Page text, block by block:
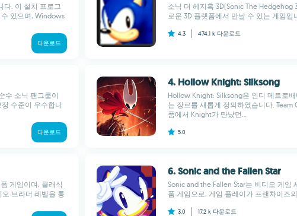
다. 이 설치 프로그
있으며, Windows
다운로드
소닉 더 헤지혹 3D(Sonic The
로운 3D 플랫폼에서 만날 수 있는 게임
4.3 474.1 k 다운로드
수 소닉 팬그룹이
수준이 우수합니
다운로드
4. Hollow Knight: Silksong
Hollow Knight: Silksong은 인디 메트로
는 장르를 새롭게 정의하였습니다.
품에서 Knight가 만났던...
5.0
게임이며, 클래식
브라더 레벨을 통
6. Sonic and the Fallen Star
Sonic and the Fallen Star는 비디오 게임
폼 게임으로, 게임 플레이가 프랜차이즈
3.0 17.2 k 다운로드